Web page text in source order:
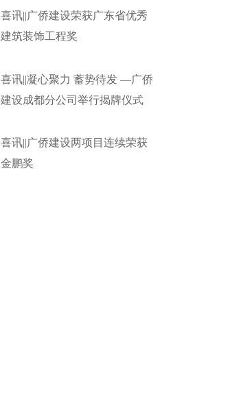
喜讯||广侨建设荣获广东省优秀
建筑装饰工程奖
喜讯||凝心聚力 蓄势待发 —广侨
建设成都分公司举行揭牌仪式
喜讯||广侨建设两项目连续荣获
金鹏奖